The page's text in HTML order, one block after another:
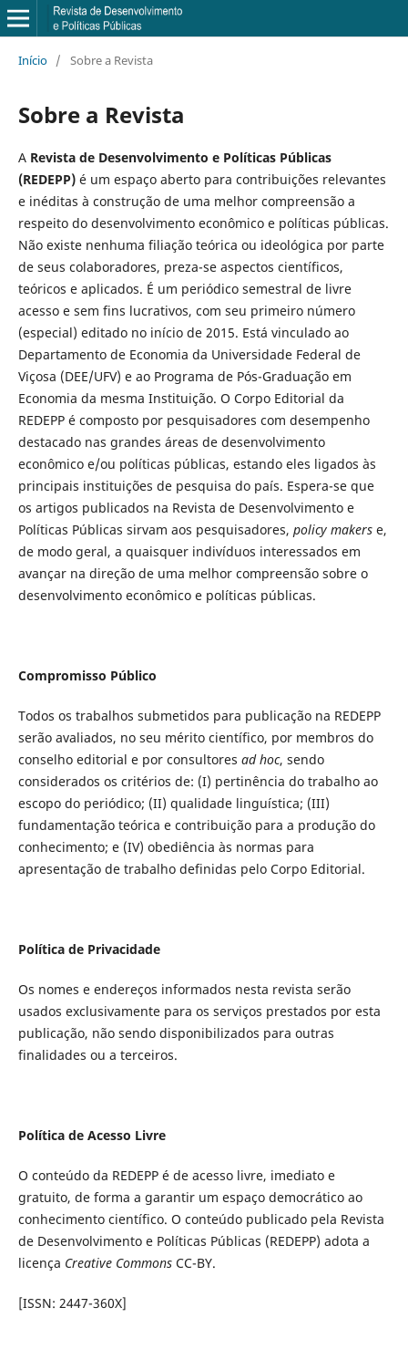
Início / Sobre a Revista
Sobre a Revista
A Revista de Desenvolvimento e Políticas Públicas
(REDEPP)é um espaço aberto para contribuições relevantes
e inéditas à construção de uma melhor compreensão a
respeito do desenvolvimento econômico e políticas públicas.
Não existe nenhuma filiação teórica ou ideológica por parte
de seus colaboradores, preza-se aspectos científicos,
teóricos e aplicados. É um periódico semestral de livre
acesso e sem fins lucrativos, com seu primeiro número
(especial) editado no início de 2015. Está vinculado ao
Departamento de Economia da Universidade Federal de
Viçosa (DEE/UFV) e ao Programa de Pós-Graduação em
Economia da mesma Instituição. O Corpo Editorial da
REDEPP é composto por pesquisadores com desempenho
destacado nas grandes áreas de desenvolvimento
econômico e/ou políticas públicas, estando eles ligados às
principais instituições de pesquisa do país. Espera-se que
os artigos publicados na Revista de Desenvolvimento e
Políticas Públicas sirvam aos pesquisadores, policy makerse,
de modo geral, a quaisquer indivíduos interessados em
avançar na direção de uma melhor compreensão sobre o
desenvolvimento econômico e políticas públicas.
Compromisso Público
Todos os trabalhos submetidos para publicação na REDEPP
serão avaliados, no seu mérito científico, por membros do
conselho editorial e por consultores ad hoc, sendo
considerados os critérios de: (I) pertinência do trabalho ao
escopo do periódico; (II) qualidade linguística; (III)
fundamentação teórica e contribuição para a produção do
conhecimento; e (IV) obediência às normas para
apresentação de trabalho definidas pelo Corpo Editorial.
Política de Privacidade
Os nomes e endereços informados nesta revista serão
usados exclusivamente para os serviços prestados por esta
publicação, não sendo disponibilizados para outras
finalidades ou a terceiros.
Política de Acesso Livre
O conteúdo da REDEPP é de acesso livre, imediato e
gratuito, de forma a garantir um espaço democrático ao
conhecimento científico. O conteúdo publicado pela Revista
de Desenvolvimento e Políticas Públicas (REDEPP) adota a
licença Creative CommonsCC-BY.
[ISSN: 2447-360X]